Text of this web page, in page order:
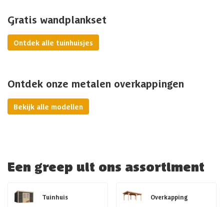
Gratis wandplankset
Ontdek alle tuinhuisjes
Ontdek onze metalen overkappingen
Bekijk alle modellen
Een greep uit ons assortiment
Tuinhuis Overkapping